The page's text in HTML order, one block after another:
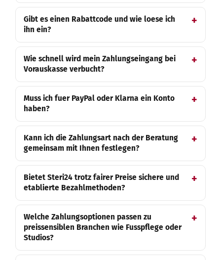
Gibt es einen Rabattcode und wie loese ich
ihn ein?
Wie schnell wird mein Zahlungseingang bei
Vorauskasse verbucht?
Muss ich fuer PayPal oder Klarna ein Konto
haben?
Kann ich die Zahlungsart nach der Beratung
gemeinsam mit Ihnen festlegen?
Bietet Steri24 trotz fairer Preise sichere und
etablierte Bezahlmethoden?
Welche Zahlungsoptionen passen zu
preissensiblen Branchen wie Fusspflege oder
Studios?